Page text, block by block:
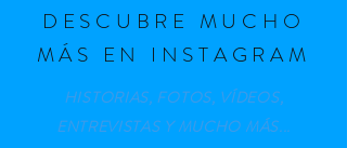
DESCUBRE MUCHO
MÁS EN INSTAGRAM
HISTORIAS, FOTOS, VÍDEOS,
ENTREVISTAS Y MUCHO MÁS...